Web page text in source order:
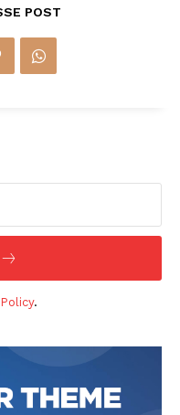
POST
.